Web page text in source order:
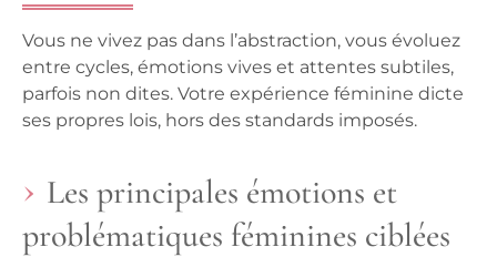
Vous ne vivez pas dans l’abstraction, vous évoluez
entre cycles, émotions vives et attentes subtiles,
parfois non dites. Votre expérience féminine dicte
ses propres lois, hors des standards imposés.
Les principales émotions et
problématiques féminines ciblées